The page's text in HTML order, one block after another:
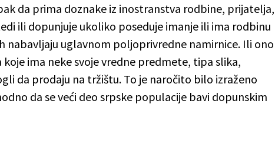
da prima doznake iz inostranstva rodbine, prijatelja,
ili dopunjuje ukoliko poseduje imanje ili ima rodbinu
nabavljaju uglavnom poljoprivredne namirnice. Ili ono
ima neke svoje vredne predmete, tipa slika,
da prodaju na tržištu. To je naročito bilo izraženo
da se veći deo srpske populacije bavi dopunskim